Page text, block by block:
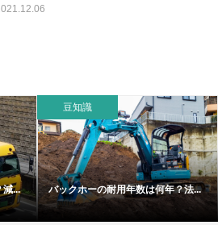
減...
豆知識
バックホーの耐用年数は何年？法...